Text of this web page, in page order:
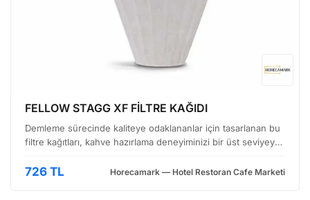
FELLOW STAGG XF FİLTRE KAĞIDI
Demleme sürecinde kaliteye odaklananlar için tasarlanan bu
filtre kağıtları, kahve hazırlama deneyiminizi bir üst seviyeye
için üretilmiş olan bu kağıtlar, kahve…
726 TL Horecamark — Hotel Restoran Cafe Marketi